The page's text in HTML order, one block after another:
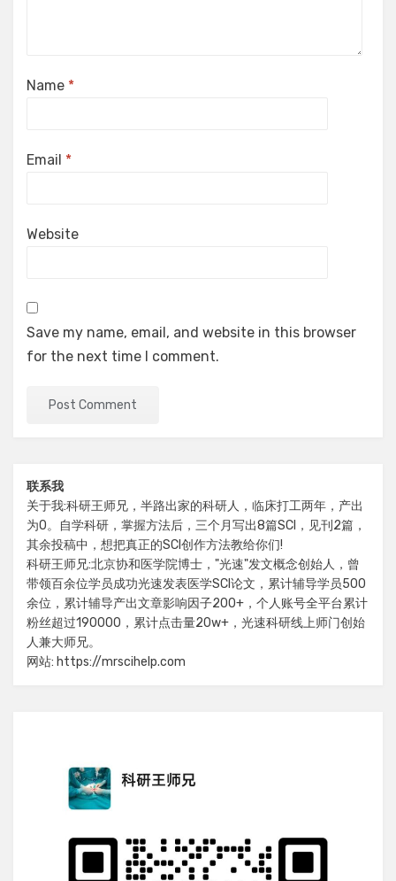
Name *
Email *
Website
Save my name, email, and website in this browser
for the next time I comment.
联系我
关于我:科研王师兄，半路出家的科研人，临床打工两年，产出
为0。自学科研，掌握方法后，三个月写出8篇SCI，见刊2篇，
其余投稿中，想把真正的SCI创作方法教给你们!
科研王师兄:北京协和医学院博士，"光速"发文概念创始人，曾
带领百余位学员成功光速发表医学SCI论文，累计辅导学员500
余位，累计辅导产出文章影响因子200+，个人账号全平台累计
粉丝超过190000，累计点击量20w+，光速科研线上师门创始
人兼大师兄。
网站: https://mrscihelp.com